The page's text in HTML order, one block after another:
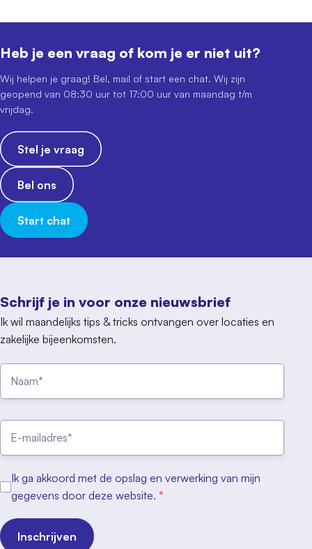
Schrijf je in voor onze nieuwsbrief
Ik wil maandelijks tips & tricks ontvangen over locaties en
zakelijke bijeenkomsten.
Ik ga akkoord met de opslag en verwerking van mijn
gegevens door deze website. *
Inschrijven
Heb je een vraag of kom je er niet uit?
Wij helpen je graag! Bel, mail of start een chat. Wij zijn
geopend van 08:30 uur tot 17:00 uur van maandag t/m
vrijdag.
Stel je vraag
Bel ons
Start chat